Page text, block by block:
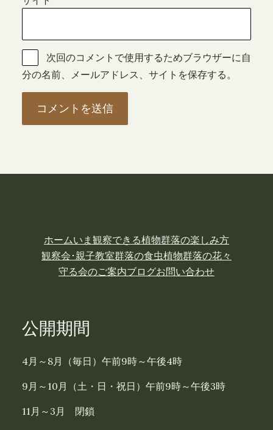
次回のコメントで使用するためブラウザーに自
分の名前、メールアドレス、サイトを保存する。
ホームいま観察できる植物群落の楽しみ方
観察会･親子教室群落の食虫植物群落の花々
守る会のご案内ブログお問い合わせ
公開期間
4月～8月（毎日）午前9時～午後4時
9月～10月（土・日・祝日）午前9時～午後3時
11月～3月 閉鎖